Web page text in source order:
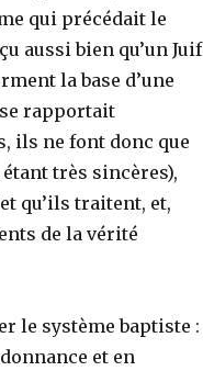
qui précédait le
aussi bien qu’un Juif
la base d’une
rapportait
ils ne font donc que
très sincères),
qu’ils traitent, et,
de la vérité
le système baptiste :
et en